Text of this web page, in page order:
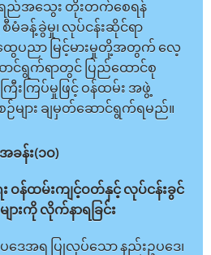
ရည်အသွေး တိုးတက်စေရန်
ခန့်ခွဲမှု၊ လုပ်ငန်းဆိုင်ရာ
ေပညာ မြင့်မားမှုတို့အတွက် လေ့
ောင်ရွက်ရာတွင် ပြည်ထောင်စု
းကြပ်မှုဖြင့် ဝန်ထမ်း အဖွဲ့
ား ချမှတ်ဆောင်ရွက်ရမည်။
အခန်း(၁ဝ)
ဝန်ထမ်းကျင့်ဝတ်နှင့် လုပ်ငန်းခွင်
ားကို လိုက်နာရခြင်း
ေအရ ပြုလုပ်သော နည်းဥပဒေ၊